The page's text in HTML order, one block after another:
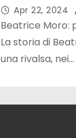
Apr 22, 2024
Beatrice Moro:
La storia di
una rivalsa, nei…